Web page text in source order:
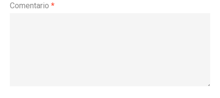
Comentario *